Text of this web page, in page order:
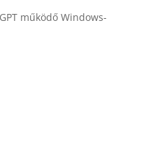
működő Windows-